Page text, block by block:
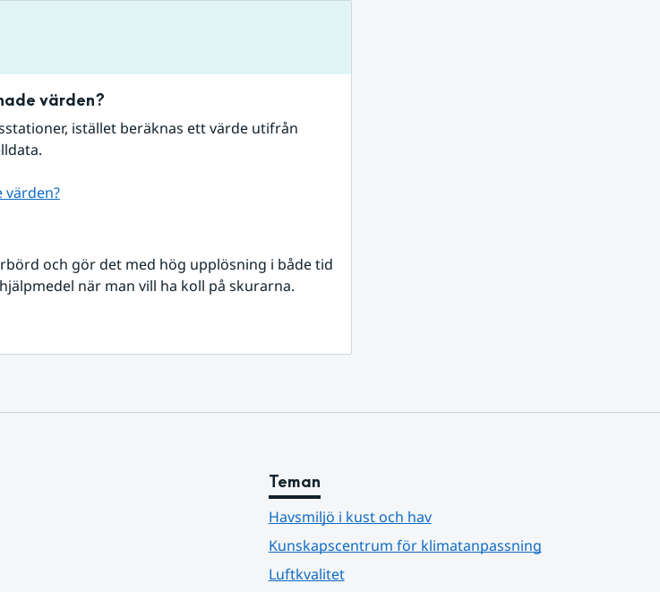
värden?
istället beräknas ett värde utifrån
värden?
och gör det med hög upplösning i både tid
när man vill ha koll på skurarna.
Teman
Havsmiljö i kust och hav
Kunskapscentrum för klimatanpassning
Luftkvalitet